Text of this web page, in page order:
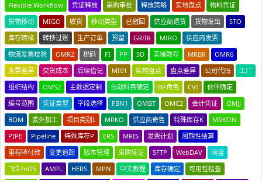
Flexible Workflow
凭证释放 采购审批 释放策略 实地盘点
物料凭证
货物移动
MIGO 收货 移动类型 已撤回 供应商退货 货物发出
STO
库存转储
转移过账 生产订单 预留 GR/IR MIRO
供应商发票
物流发票校验
OMR2 税码 FI PP SD 实操教程 MRBR
OMR6
发票差异
交货成本 后续借记 MI01 实物盘点 盘点差异 公司代码
工厂
组织结构
OMS2 主数据定制 自动科目确定 BP角色 CVI
伙伴确定
编号范围
凭证类型 字段选择 FBN1 OMBT OMC2 会计凭证
OMJJ
BOM
委外加工 项目类别L MRKO 供应商寄售 特殊库存K
MRKON
PIPE
Pipeline 特殊库存P ERS MRIS 发票计划
周期性结算
里程碑付款
变更追踪 版本管理 采购凭证 SFTP WebDAV
网盘
飞牛fnOS
AMPL HERS MPN 中文教程 库存确定
可用性检查